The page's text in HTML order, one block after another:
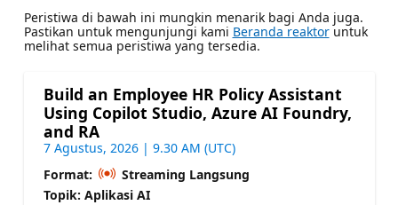
Peristiwa di bawah ini mungkin menarik bagi Anda juga.
Pastikan untuk mengunjungi kami Beranda reaktoruntuk
melihat semua peristiwa yang tersedia.
Build an Employee HR Policy Assistant
Using Copilot Studio, Azure AI Foundry,
and RA
7 Agustus, 2026 | 9.30 AM (UTC)
Format:
Streaming Langsung
Topik: Aplikasi AI